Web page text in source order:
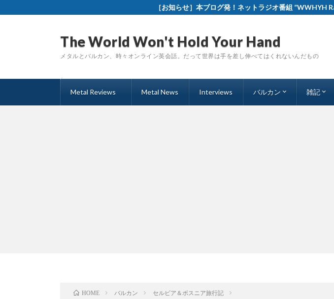
［お知らせ］本ブログ発！ネットラジオ番組 ”WWHYH
The World Won't Hold Your Hand
メタルとバルカン、時々オンライン英会話。だって世界は手を差し伸べてはくれないんだもの
Metal Reviews Metal News Interviews バルカン 雑記
HOME バルカン
セルビア＆ボスニア旅行記